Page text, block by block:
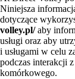
Niniejsza
dotyczące
volley.pl/aby
usługi oraz aby
i usługami w celu
podczas interakcji
komórkowego.